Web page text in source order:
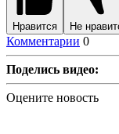
Нравится Не
Комментарии 0
Поделись видео:
Оцените новость